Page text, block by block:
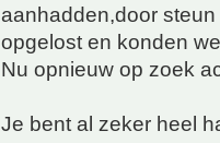
aanhadden,door
opgelost en konden
Nu opnieuw op zoek
Je bent al zeker heel